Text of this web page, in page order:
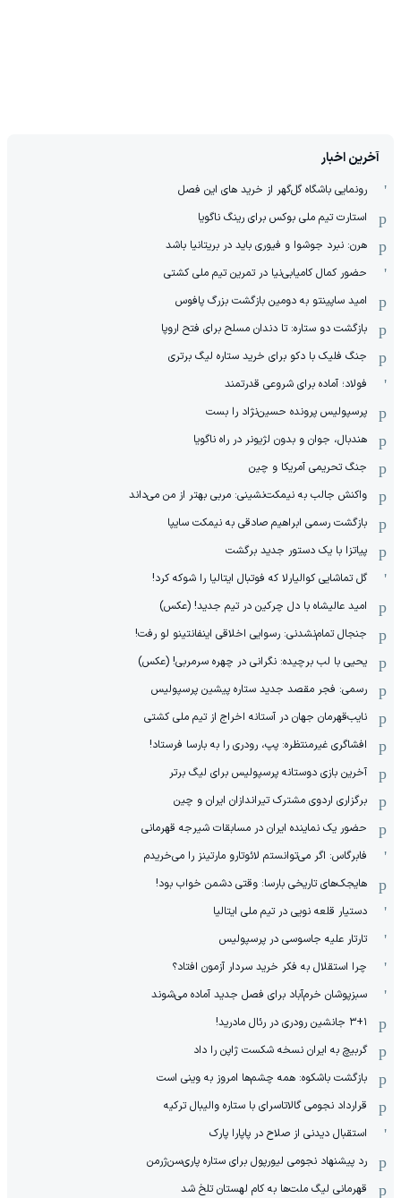
آخرین اخبار
رونمایی باشگاه گل‌گهر از خرید های این فصل
استارت تیم ملی بوکس برای رینگ ناگویا
هرن: نبرد جوشوا و فیوری باید در بریتانیا باشد
حضور کمال کامیابی‌نیا در تمرین تیم ملی کشتی
امید ساپینتو به دومین بازگشت بزرگ پافوس
بازگشت دو ستاره: تا دندان مسلح برای فتح اروپا
جنگ فلیک با دکو برای خرید ستاره لیگ برتری
فولاد؛ آماده برای شروعی قدرتمند
پرسپولیس پرونده حسین‌نژاد را بست
هندبال، جوان و بدون لژیونر در راه ناگویا
جنگ تحریمی آمریکا و چین
واکنش جالب به نیمکت‌نشینی: مربی بهتر از من می‌داند
بازگشت رسمی ابراهیم صادقی به نیمکت سایپا
پیاتزا با یک دستور جدید برگشت
گل تماشایی کوالیارلا که فوتبال ایتالیا را شوکه کرد!
امید عالیشاه با دل چرکین در تیم جدید! (عکس)
جنجال تمام‌نشدنی:‌ رسوایی اخلاقی اینفانتینو لو رفت!
یحیی با لب برچیده: نگرانی در چهره سرمربی! (عکس)
رسمی: فجر مقصد جدید ستاره پیشین پرسپولیس
نایب‌قهرمان جهان در آستانه اخراج از تیم ملی کشتی
افشاگری غیرمنتظره: پپ، رودری را به بارسا فرستاد!
آخرین بازی دوستانه پرسپولیس برای لیگ برتر
برگزاری اردوی مشترک تیراندازان ایران و چین
حضور یک نماینده ایران در مسابقات شیرجه قهرمانی
فابرگاس: اگر می‌توانستم لائوتارو مارتینز را می‌خریدم
هایجک‌های تاریخی بارسا: وقتی دشمن خواب بود!
دستیار قلعه نویی در تیم ملی ایتالیا
تارتار علیه جاسوسی در پرسپولیس
چرا استقلال به فکر خرید سردار آزمون افتاد؟
سبزپوشان خرم‌آباد برای فصل جدید آماده می‌شوند
۳+۱ جانشین رودری در رئال مادرید!
گربیچ به ایران نسخه شکست ژاپن را داد
بازگشت باشکوه: همه چشم‌ها امروز به وینی است
قرارداد نجومی گالاتاسرای با ستاره والیبال ترکیه
استقبال دیدنی از صلاح در پاپارا پارک
رد پیشنهاد نجومی لیورپول برای ستاره پاری‌سن‌ژرمن
قهرمانی لیگ ملت‌ها به کام لهستان تلخ شد